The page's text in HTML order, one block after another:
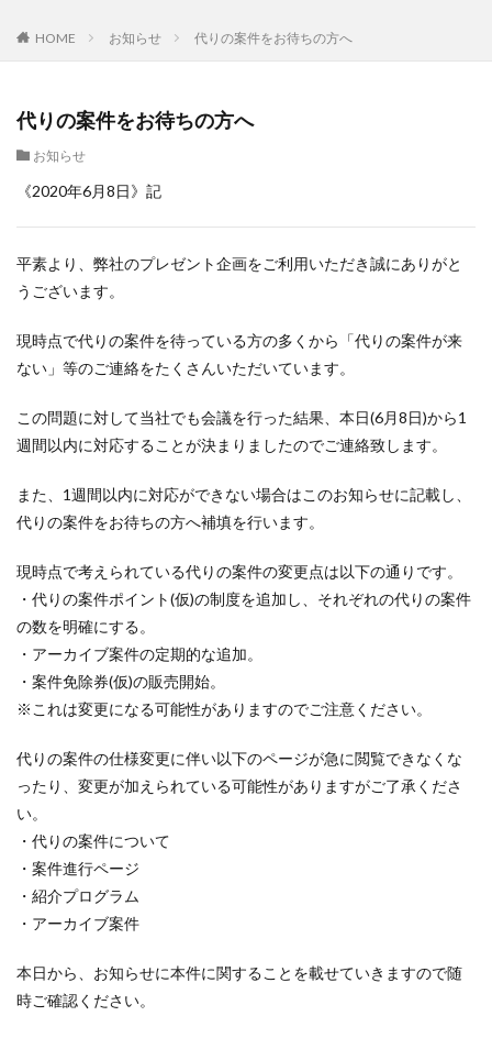
HOME お知らせ 代りの案件をお待ちの方へ
代りの案件をお待ちの方へ
お知らせ
《2020年6月8日》記
平素より、弊社のプレゼント企画をご利用いただき誠にありがと
うございます。
現時点で代りの案件を待っている方の多くから「代りの案件が来
ない」等のご連絡をたくさんいただいています。
この問題に対して当社でも会議を行った結果、本日(6月8日)から1
週間以内に対応することが決まりましたのでご連絡致します。
また、1週間以内に対応ができない場合はこのお知らせに記載し、
代りの案件をお待ちの方へ補填を行います。
現時点で考えられている代りの案件の変更点は以下の通りです。
・代りの案件ポイント(仮)の制度を追加し、それぞれの代りの案件
の数を明確にする。
・アーカイブ案件の定期的な追加。
・案件免除券(仮)の販売開始。
※これは変更になる可能性がありますのでご注意ください。
代りの案件の仕様変更に伴い以下のページが急に閲覧できなくな
ったり、変更が加えられている可能性がありますがご了承くださ
い。
・代りの案件について
・案件進行ページ
・紹介プログラム
・アーカイブ案件
本日から、お知らせに本件に関することを載せていきますので随
時ご確認ください。